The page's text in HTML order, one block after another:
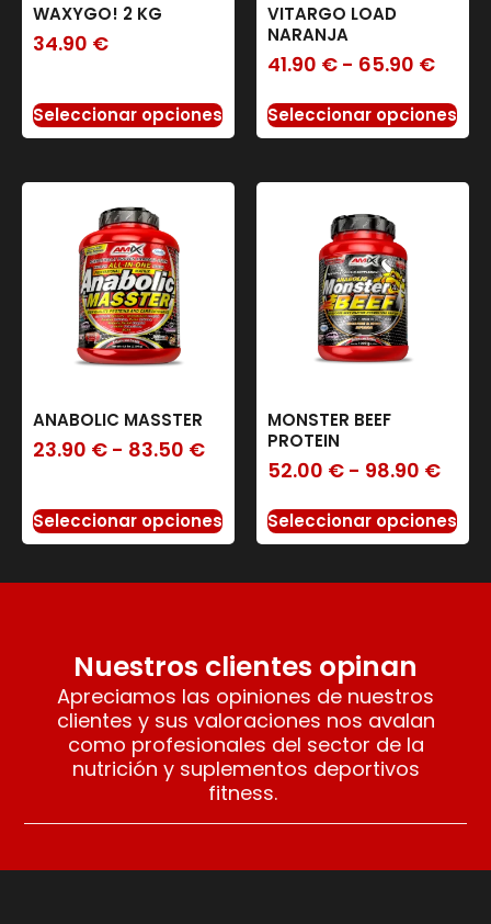
WAXYGO! 2 KG
34.90 €
Seleccionar opciones
VITARGO LOAD
NARANJA
41.90 € - 65.90 €
Seleccionar opciones
ANABOLIC MASSTER
23.90 € - 83.50 €
Seleccionar opciones
MONSTER BEEF
PROTEIN
52.00 € - 98.90 €
Seleccionar opciones
Nuestros clientes opinan
Apreciamos las opiniones de nuestros
clientes y sus valoraciones nos avalan
como profesionales del sector de la
nutrición y suplementos deportivos
fitness.